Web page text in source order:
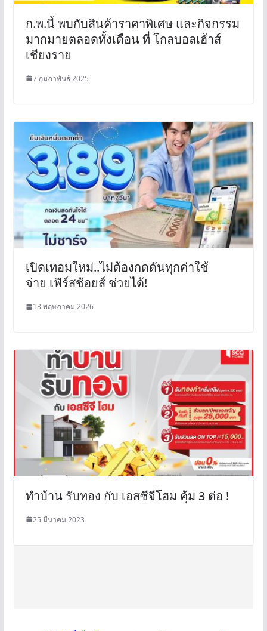
ก.พ.นี้ พบกับสินค้าราคาพิเศษ และกิจกรรม
มากมายตลอดทั้งเดือน ที่ โกลบอลเฮ้าส์
เชียงราย
7 กุมภาพันธ์ 2025
เปิดเทอมใหม่..ไม่ต้องกดดันทุกค่าใช้
จ่าย เฟิร์สช้อยส์ ช่วยได้!
13 พฤษภาคม 2026
ทำบ้าน รับทอง กับ เอสซีจีโฮม คุ้ม 3 ต่อ !
25 มีนาคม 2023